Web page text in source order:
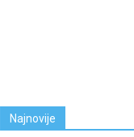
Najnovije